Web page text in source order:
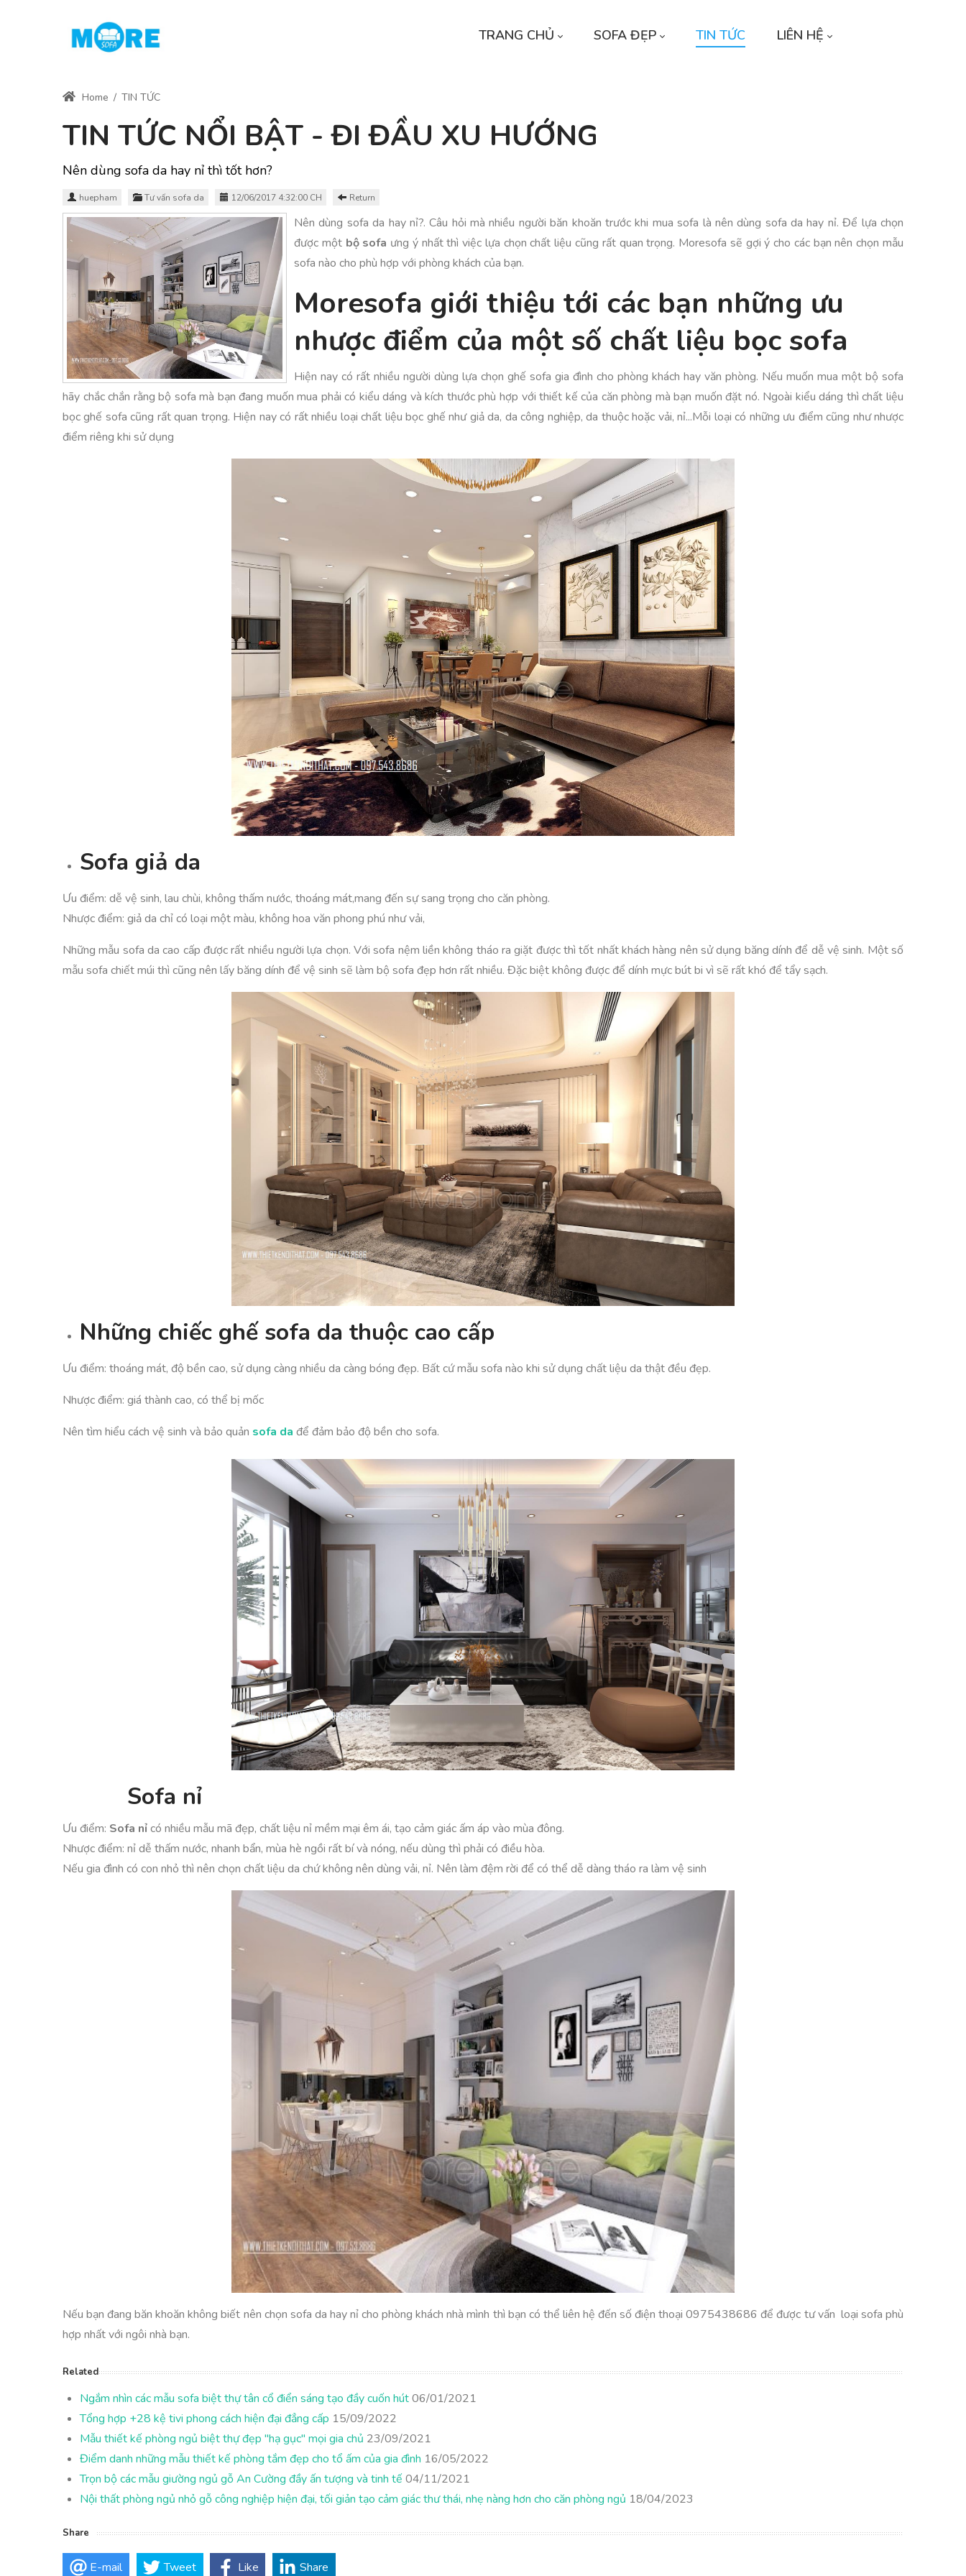
TRANG CHỦ SOFA ĐẸP TIN TỨC LIÊN HỆ
Home / TIN TỨC
TIN TỨC NỔI BẬT - ĐI ĐẦU XU HƯỚNG
Nên dùng sofa da hay nỉ thì tốt hơn?
huepham Tư vấn sofa da 12/06/2017 4:32:00 CH Return
Nên dùng sofa da hay nỉ?. Câu hỏi mà nhiều người băn khoăn trước khi mua sofa là nên dùng sofa da hay nỉ. Để lựa chọn
được một bộ sofa ưng ý nhất thì việc lựa chọn chất liệu cũng rất quan trọng. Moresofa sẽ gợi ý cho các bạn nên chọn mẫu
sofa nào cho phù hợp với phòng khách của bạn.
Moresofa giới thiệu tới các bạn những ưu
nhược điểm của một số chất liệu bọc sofa
Hiện nay có rất nhiều người dùng lựa chọn ghế sofa gia đình cho phòng khách hay văn phòng. Nếu muốn mua một bộ sofa
hãy chắc chắn rằng bộ sofa mà bạn đang muốn mua phải có kiểu dáng và kích thước phù hợp với thiết kế của căn phòng mà bạn muốn đặt nó. Ngoài kiểu dáng thì chất liệu
bọc ghế sofa cũng rất quan trọng. Hiện nay có rất nhiều loại chất liệu bọc ghế như giả da, da công nghiệp, da thuộc hoặc vải, nỉ...Mỗi loại có những ưu điểm cũng như nhược
điểm riêng khi sử dụng
Sofa giả da
Ưu điểm: dễ vệ sinh, lau chùi, không thấm nước, thoáng mát,mang đến sự sang trọng cho căn phòng.
Nhược điểm: giả da chỉ có loại một màu, không hoa văn phong phú như vải,
Những mẫu sofa da cao cấp được rất nhiều người lựa chọn. Với sofa nệm liền không tháo ra giặt được thì tốt nhất khách hàng nên sử dụng băng dính để dễ vệ sinh. Một số
mẫu sofa chiết múi thì cũng nên lấy băng dính để vệ sinh sẽ làm bộ sofa đẹp hơn rất nhiều. Đặc biệt không được để dính mực bút bi vì sẽ rất khó để tẩy sạch.
Những chiếc ghế sofa da thuộc cao cấp
Ưu điểm: thoáng mát, độ bền cao, sử dụng càng nhiều da càng bóng đẹp. Bất cứ mẫu sofa nào khi sử dụng chất liệu da thật đều đẹp.
Nhược điểm: giá thành cao, có thể bị mốc
Nên tìm hiểu cách vệ sinh và bảo quản sofa da để đảm bảo độ bền cho sofa.
Sofa nỉ
Ưu điểm: Sofa nỉcó nhiều mẫu mã đẹp, chất liệu nỉ mềm mại êm ái, tạo cảm giác ấm áp vào mùa đông.
Nhược điểm: nỉ dễ thấm nước, nhanh bẩn, mùa hè ngồi rất bí và nóng, nếu dùng thì phải có điều hòa.
Nếu gia đình có con nhỏ thì nên chọn chất liệu da chứ không nên dùng vải, nỉ. Nên làm đệm rời để có thể dễ dàng tháo ra làm vệ sinh
Nếu bạn đang băn khoăn không biết nên chọn sofa da hay nỉ cho phòng khách nhà mình thì bạn có thể liên hệ đến số điện thoại 0975438686 để được tư vấn loại sofa phù
hợp nhất với ngôi nhà bạn.
Related
Ngắm nhìn các mẫu sofa biệt thự tân cổ điển sáng tạo đầy cuốn hút06/01/2021
Tổng hợp +28 kệ tivi phong cách hiện đại đẳng cấp 15/09/2022
Mẫu thiết kế phòng ngủ biệt thự đẹp "hạ gục" mọi gia chủ 23/09/2021
Điểm danh những mẫu thiết kế phòng tắm đẹp cho tổ ấm của gia đình 16/05/2022
Trọn bộ các mẫu giường ngủ gỗ An Cường đầy ấn tượng và tinh tế04/11/2021
Nội thất phòng ngủ nhỏ gỗ công nghiệp hiện đại, tối giản tạo cảm giác thư thái, nhẹ nàng hơn cho căn phòng ngủ 18/04/2023
Share
E-mail Tweet Like Share